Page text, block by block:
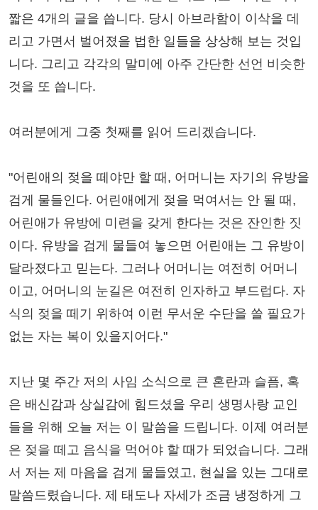
짧은 4개의 글을 씁니다. 당시 아브라함이 이삭을 데
리고 가면서 벌어졌을 법한 일들을 상상해 보는 것입
니다. 그리고 각각의 말미에 아주 간단한 선언 비슷한
것을 또 씁니다.
여러분에게 그중 첫째를 읽어 드리겠습니다.
"어린애의 젖을 떼야만 할 때, 어머니는 자기의 유방을
검게 물들인다. 어린애에게 젖을 먹여서는 안 될 때,
어린애가 유방에 미련을 갖게 한다는 것은 잔인한 짓
이다. 유방을 검게 물들여 놓으면 어린애는 그 유방이
달라졌다고 믿는다. 그러나 어머니는 여전히 어머니
이고, 어머니의 눈길은 여전히 인자하고 부드럽다. 자
식의 젖을 떼기 위하여 이런 무서운 수단을 쓸 필요가
없는 자는 복이 있을지어다."
지난 몇 주간 저의 사임 소식으로 큰 혼란과 슬픔, 혹
은 배신감과 상실감에 힘드셨을 우리 생명사랑 교인
들을 위해 오늘 저는 이 말씀을 드립니다. 이제 여러분
은 젖을 떼고 음식을 먹어야 할 때가 되었습니다. 그래
서 저는 제 마음을 검게 물들였고, 현실을 있는 그대로
말씀드렸습니다. 제 태도나 자세가 조금 냉정하게 그